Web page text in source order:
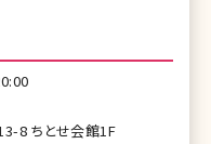
8 ちとせ会館1F